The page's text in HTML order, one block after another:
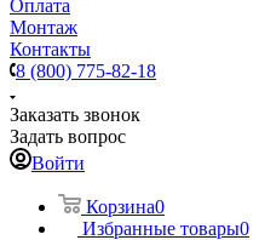
Оплата
Монтаж
Контакты
8 (800) 775-82-18
Заказать звонок
Задать вопрос
Войти
Корзина0
Избранные товары0